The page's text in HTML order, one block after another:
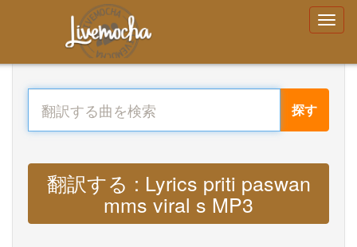
探す
翻訳する : Lyrics priti paswan
mms viral s MP3